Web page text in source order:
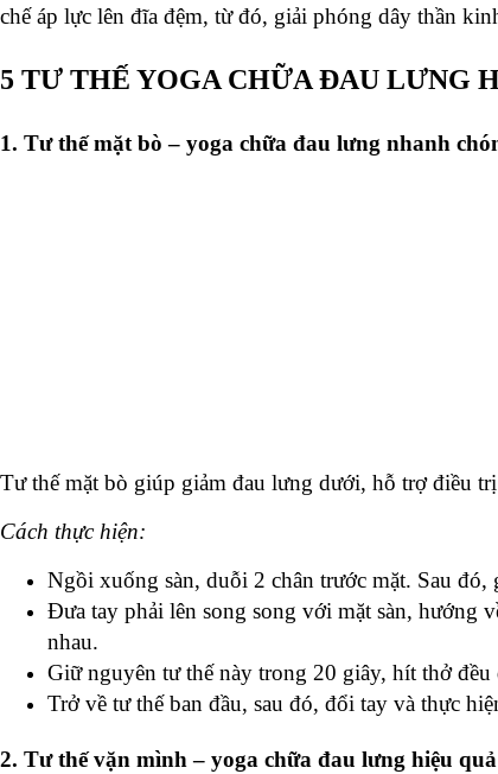
chế áp lực lên đĩa đệm, từ đó, giải phóng dây thần
5 TƯ THẾ YOGA CHỮA ĐAU LƯNG
1. Tư thế mặt bò – yoga chữa đau lưng nhanh
Tư thế mặt bò giúp giảm đau lưng dưới, hỗ trợ điều
Cách thực hiện:
Ngồi xuống sàn, duỗi 2 chân trước mặt. Sau
Đưa tay phải lên song song với mặt sàn, hướng
nhau.
Giữ nguyên tư thế này trong 20 giây, hít thở đều
Trở về tư thế ban đầu, sau đó, đổi tay và thực
2. Tư thế vặn mình – yoga chữa đau lưng hiệu quả